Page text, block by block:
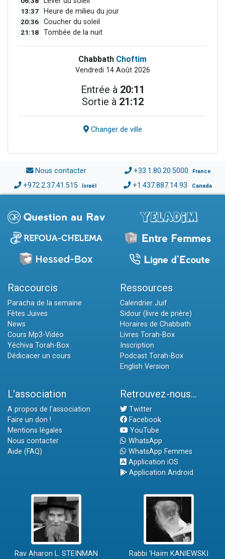
13:37 Heure de milieu du jour
20:36 Coucher du soleil
21:18 Tombée de la nuit
Chabbath Choftim
Vendredi 14 Août 2026
Entrée à 20:11
Sortie à 21:12
Changer de ville
Nous contacter +33.1.80.20.5000 France
+972.2.37.41.515 Israël +1.437.887.14.93 Canada
Raccourcis
Paracha de la semaine
Fêtes Juives
News
Cours Mp3-Vidéo
Yéchiva Torah-Box
Dédicacer un cours
Ressources
Calendrier Juif
Sidour (livre de prière)
Horaires de Chabbath
Livres Torah-Box
Inscription
Podcast Torah-Box
English Version
L'association
A propos de l'association
Faire un don !
Mentions légales
Nous contacter
Aide (FAQ)
Retrouvez-nous...
Twitter
Facebook
YouTube
WhatsApp
WhatsApp Femmes
Application iOS
Application Android
Rav Aharon L. STEINMAN Rabbi 'Haïm KANIEWSKI